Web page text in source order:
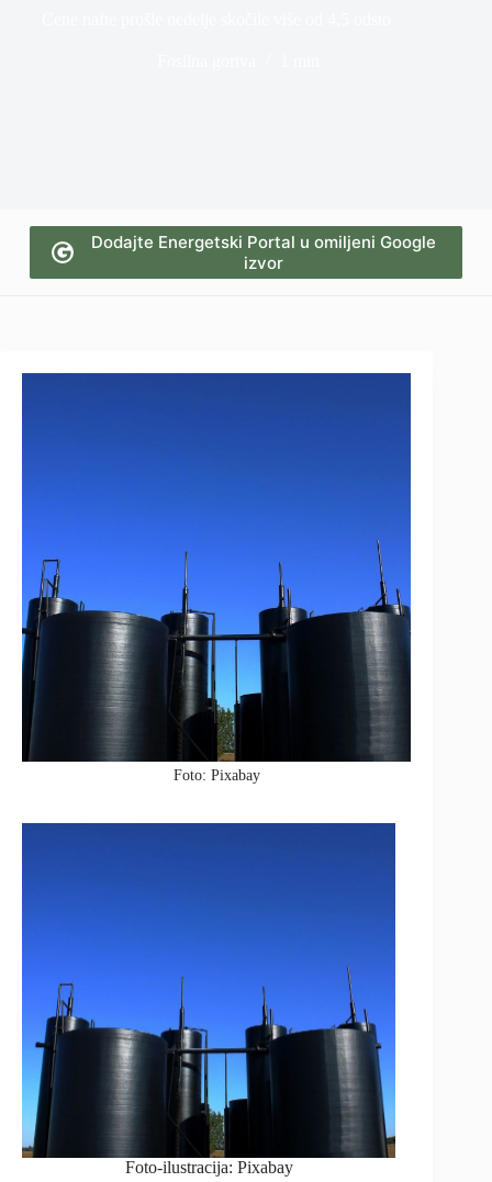
Dodajte Energetski Portal u omiljeni Google
izvor
Foto: Pixabay
Foto-ilustracija: Pixabay